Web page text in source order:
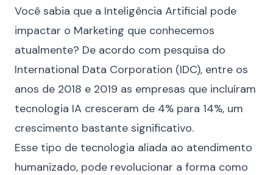
Você sabia que a Inteligência Artificial pode
impactar o Marketing que conhecemos
atualmente? De acordo com pesquisa do
International Data Corporation (IDC), entre os
anos de 2018 e 2019 as empresas que incluíram
tecnologia IA cresceram de 4% para 14%, um
crescimento bastante significativo.
Esse tipo de tecnologia aliada ao atendimento
humanizado, pode revolucionar a forma como